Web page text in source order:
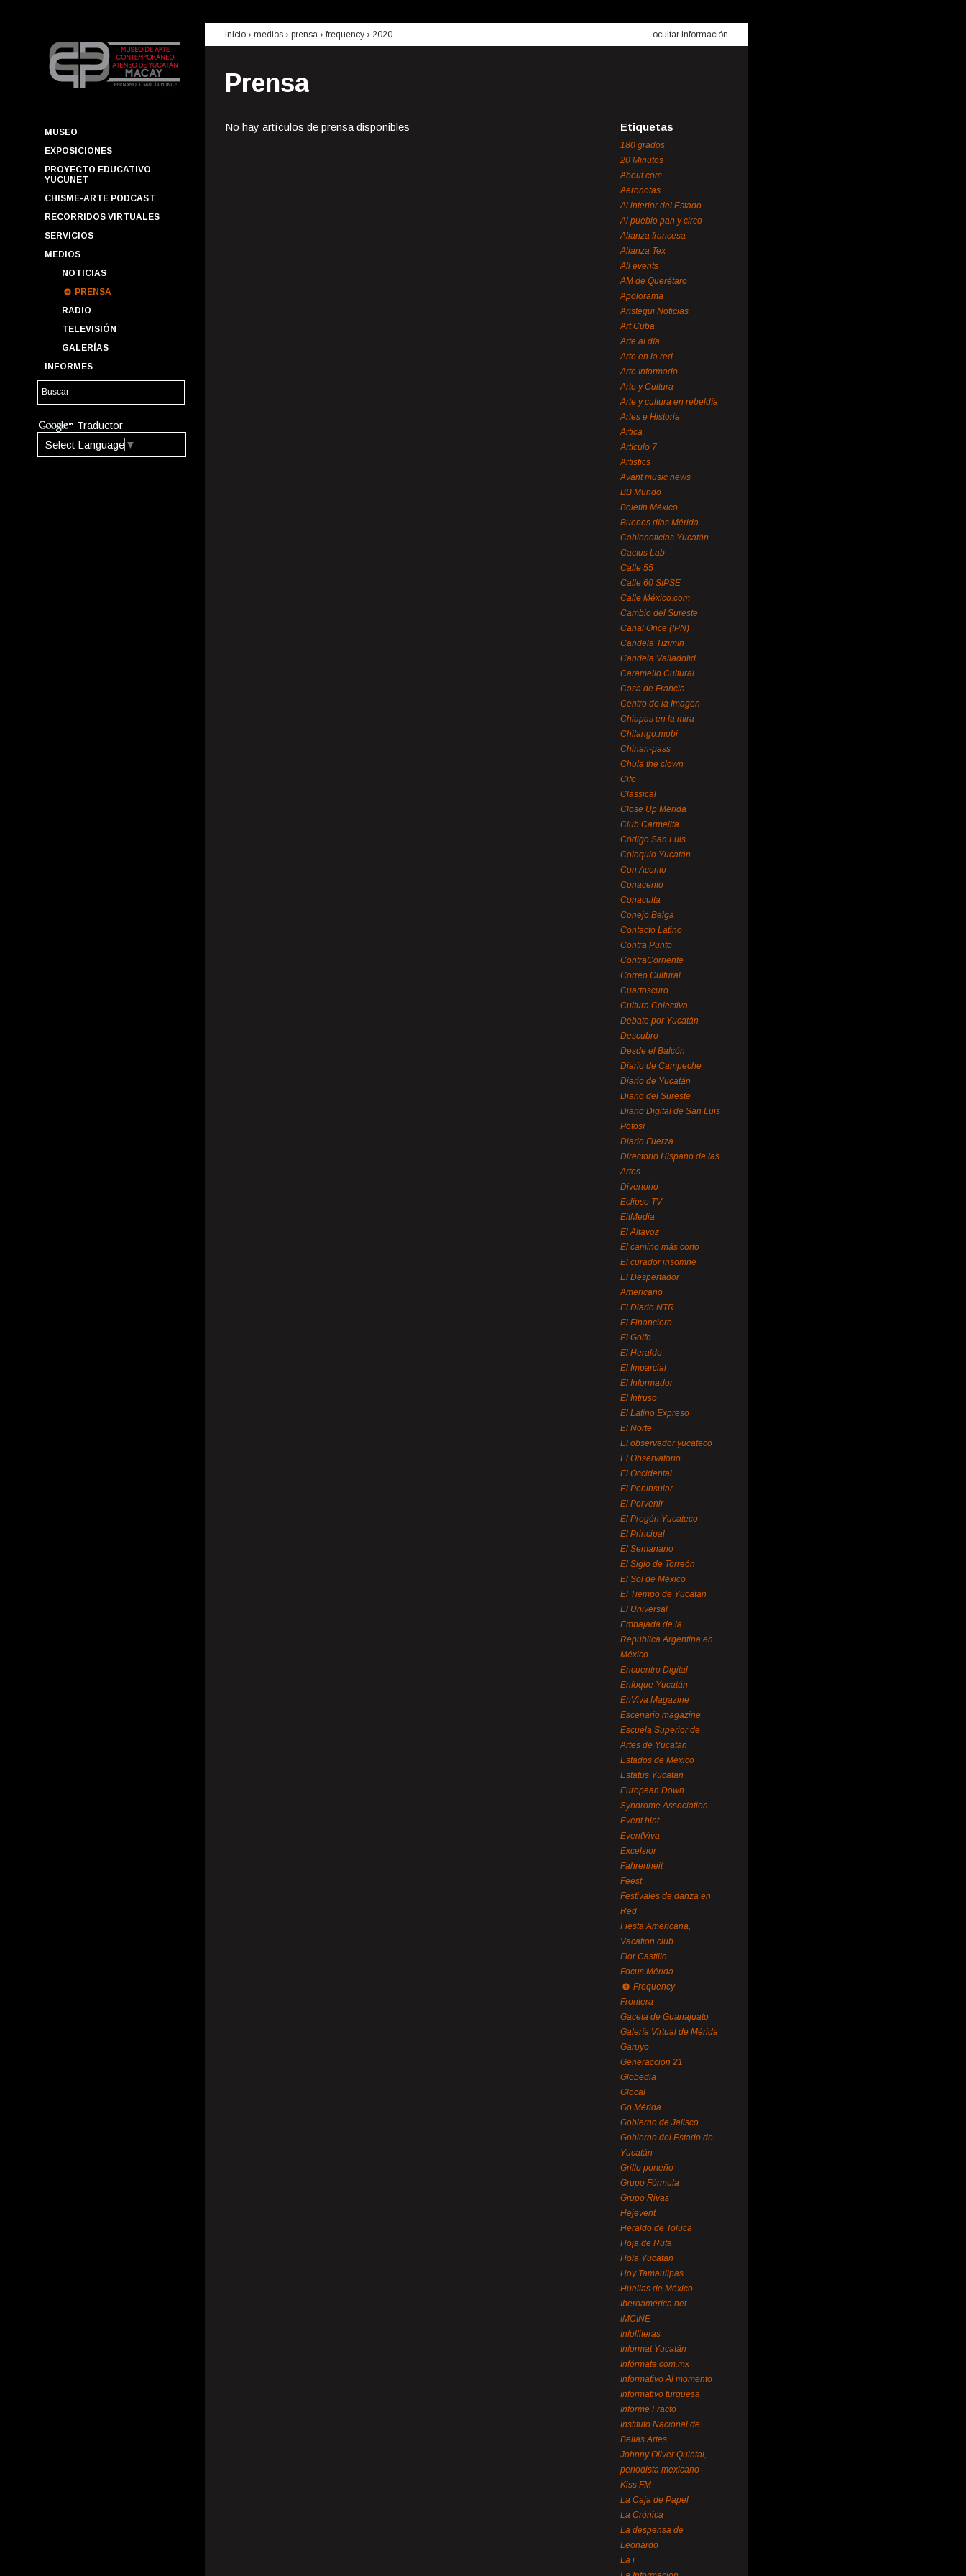
MUSEO
EXPOSICIONES
PROYECTO EDUCATIVO
YUCUNET
CHISME-ARTE PODCAST
RECORRIDOS VIRTUALES
SERVICIOS
MEDIOS
NOTICIAS
PRENSA
RADIO
TELEVISIÓN
GALERÍAS
INFORMES
Traductor
Select Language ▼
inicio › medios › prensa › frequency › 2020 ocultar información
Prensa
No hay artículos de prensa disponibles Etiquetas
180 grados
20 Minutos
About.com
Aeronotas
Al interior del Estado
Al pueblo pan y circo
Alianza francesa
Alianza Tex
All events
AM de Querétaro
Apolorama
Aristegui Noticias
Art Cuba
Arte al día
Arte en la red
Arte Informado
Arte y Cultura
Arte y cultura en rebeldía
Artes e Historia
Artica
Artículo 7
Artistics
Avant music news
BB Mundo
Boletín México
Buenos días Mérida
Cablenoticias Yucatán
Cactus Lab
Calle 55
Calle 60 SIPSE
Calle México.com
Cambio del Sureste
Canal Once (IPN)
Candela Tizimín
Candela Valladolid
Caramello Cultural
Casa de Francia
Centro de la Imagen
Chiapas en la mira
Chilango.mobi
Chinan-pass
Chula the clown
Cifo
Classical
Close Up Mérida
Club Carmelita
Código San Luis
Coloquio Yucatán
Con Acento
Conacento
Conaculta
Conejo Belga
Contacto Latino
Contra Punto
ContraCorriente
Correo Cultural
Cuartoscuro
Cultura Colectiva
Debate por Yucatán
Descubro
Desde el Balcón
Diario de Campeche
Diario de Yucatán
Diario del Sureste
Diario Digital de San Luis
Potosí
Diario Fuerza
Directorio Hispano de las
Artes
Divertorio
Eclipse TV
EitMedia
El Altavoz
El camino más corto
El curador insomne
El Despertador
Americano
El Diario NTR
El Financiero
El Golfo
El Heraldo
El Imparcial
El Informador
El Intruso
El Latino Expreso
El Norte
El observador yucateco
El Observatorio
El Occidental
El Peninsular
El Porvenir
El Pregón Yucateco
El Principal
El Semanario
El Siglo de Torreón
El Sol de México
El Tiempo de Yucatán
El Universal
Embajada de la
República Argentina en
México
Encuentro Digital
Enfoque Yucatán
EnViva Magazine
Escenario magazine
Escuela Superior de
Artes de Yucatán
Estados de México
Estatus Yucatán
European Down
Syndrome Association
Event hint
EventViva
Excelsior
Fahrenheit
Feest
Festivales de danza en
Red
Fiesta Americana,
Vacation club
Flor Castillo
Focus Mérida
Frequency
Frontera
Gaceta de Guanajuato
Galería Virtual de Mérida
Garuyo
Generaccion 21
Globedia
Glocal
Go Mérida
Gobierno de Jalisco
Gobierno del Estado de
Yucatán
Grillo porteño
Grupo Fórmula
Grupo Rivas
Hejevent
Heraldo de Toluca
Hoja de Ruta
Hola Yucatán
Hoy Tamaulipas
Huellas de México
Iberoamérica.net
IMCINE
Infolliteras
Informat Yucatán
Infórmate.com.mx
Informativo Al momento
Informativo turquesa
Informe Fracto
Instituto Nacional de
Bellas Artes
Johnny Oliver Quintal,
periodista mexicano
Kiss FM
La Caja de Papel
La Crónica
La despensa de
Leonardo
La i